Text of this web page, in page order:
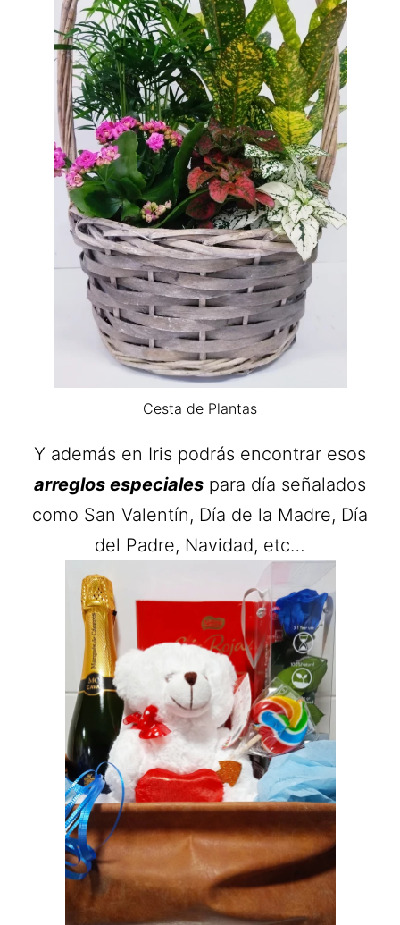
Cesta de Plantas
Y además en Iris podrás encontrar esos
arreglos especiales para día señalados
como San Valentín, Día de la Madre, Día
del Padre, Navidad, etc…